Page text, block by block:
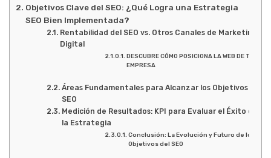
Objetivos Clave del SEO: ¿Qué Logra una Estrategia
SEO Bien Implementada?
Rentabilidad del SEO vs. Otros Canales de Marketing
Digital
DESCUBRE CÓMO POSICIONA LA WEB DE TU
EMPRESA
Áreas Fundamentales para Alcanzar los Objetivos del
SEO
Medición de Resultados: KPI para Evaluar el Éxito de
la Estrategia
Conclusión: La Evolución y Futuro de los
Objetivos del SEO